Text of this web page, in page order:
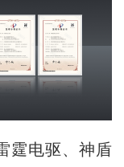
电驱、神盾